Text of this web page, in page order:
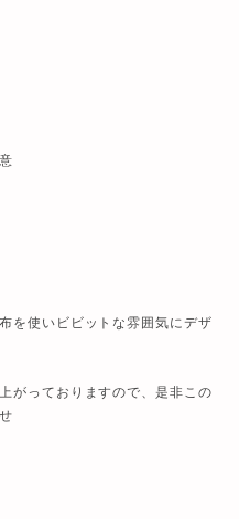
を使いビビットな雰囲気にデザ
がっておりますので、是非この